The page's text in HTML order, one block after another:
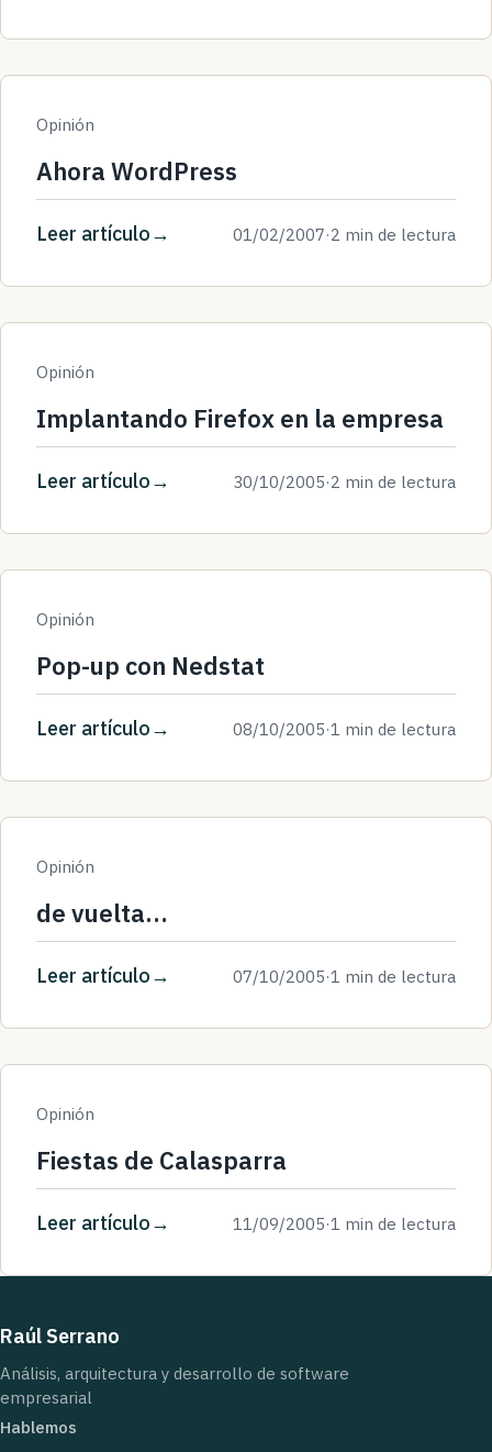
Opinión
Ahora WordPress
Leer artículo 01/02/2007·2 min de lectura
Opinión
Implantando Firefox en la empresa
Leer artículo 30/10/2005·2 min de lectura
Opinión
Pop-up con Nedstat
Leer artículo 08/10/2005·1 min de lectura
Opinión
de vuelta…
Leer artículo 07/10/2005·1 min de lectura
Opinión
Fiestas de Calasparra
Leer artículo 11/09/2005·1 min de lectura
Raúl Serrano
Análisis, arquitectura y desarrollo de software
empresarial
Hablemos